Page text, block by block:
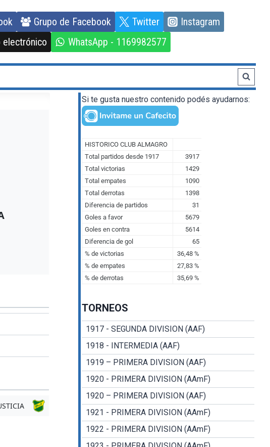
Grupo de Facebook Twitter
Instagram
electrónico
WhatsApp - 1169982577
Si te gusta nuestro contenido podés ayudarnos:
TORNEOS
1917 - SEGUNDA DIVISION (AAF)
1918 - INTERMEDIA (AAF)
1919 – PRIMERA DIVISION (AAF)
1920 - PRIMERA DIVISION (AAmF)
1920 – PRIMERA DIVISION (AAF)
1921 - PRIMERA DIVISION (AAmF)
1922 - PRIMERA DIVISION (AAmF)